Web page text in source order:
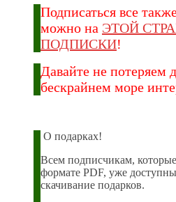
Подписаться все
можно на ЭТОЙ
ПОДПИСКИ!
Давайте не потеряем
бескрайнем море
О подарках!
Всем подписчикам,
формате PDF, уже
скачивание подарков.